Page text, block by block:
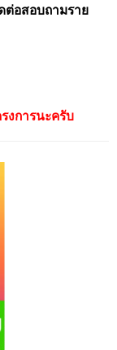
ต่อสอบถามราย
งการนะครับ